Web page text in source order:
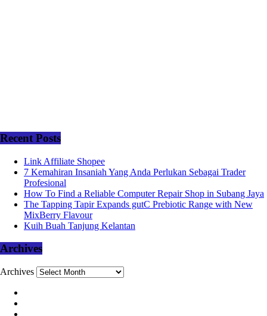
Recent Posts
Link Affiliate Shopee
7 Kemahiran Insaniah Yang Anda Perlukan Sebagai Trader
Profesional
How To Find a Reliable Computer Repair Shop in Subang Jaya
The Tapping Tapir Expands gutC Prebiotic Range with New
MixBerry Flavour
Kuih Buah Tanjung Kelantan
Archives
Archives